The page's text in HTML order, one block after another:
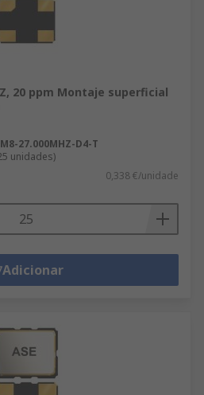
20 ppm Montaje superficial
27.000MHZ-D4-T
unidades)
0,338 €/unidade
Adicionar